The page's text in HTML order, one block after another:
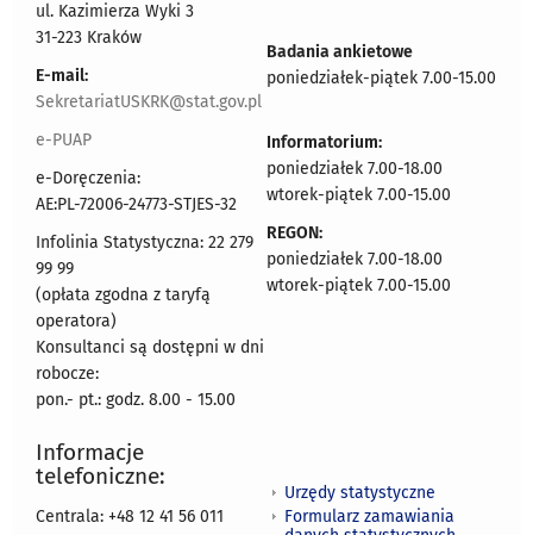
ul. Kazimierza Wyki 3
31-223 Kraków
E-mail:
SekretariatUSKRK@stat.gov.pl
e-PUAP
e-Doręczenia:
AE:PL-72006-24773-STJES-32
Infolinia Statystyczna: 22 279
99 99
(opłata zgodna z taryfą
operatora)
Konsultanci są dostępni w dni
robocze:
pon.- pt.: godz. 8.00 - 15.00
Badania ankietowe
poniedziałek-piątek 7.00-15.00
Informatorium:
poniedziałek 7.00-18.00
wtorek-piątek 7.00-15.00
REGON:
poniedziałek 7.00-18.00
wtorek-piątek 7.00-15.00
Informacje
telefoniczne:
Centrala: +48 12 41 56 011
Urzędy statystyczne
Formularz zamawiania